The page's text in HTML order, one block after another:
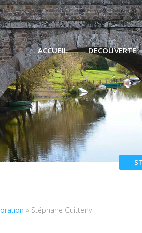
ACCUEIL DECOUVERTE
» Stéphane Guitteny